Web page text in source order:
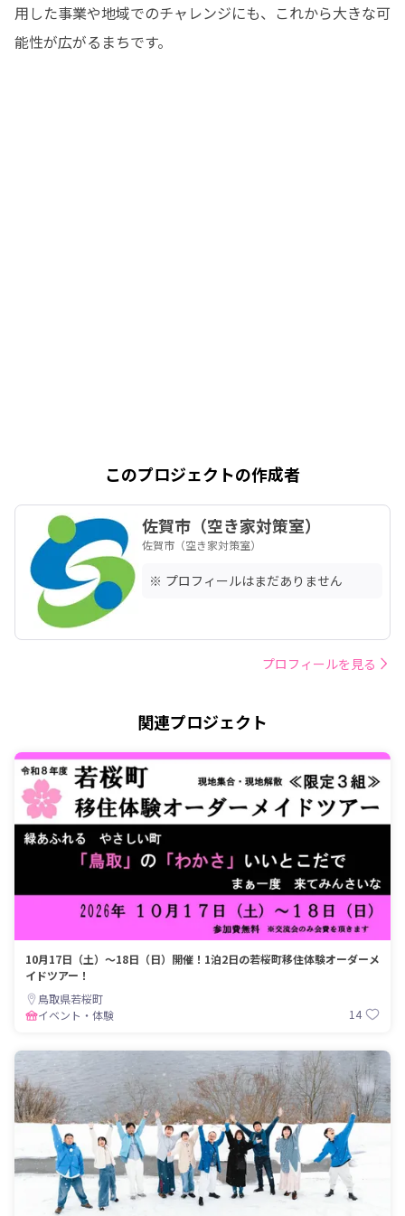
用した事業や地域でのチャレンジにも、これから大きな可
能性が広がるまちです。
このプロジェクトの作成者
佐賀市（空き家対策室）
佐賀市（空き家対策室）
※ プロフィールはまだありません
プロフィールを見る
関連プロジェクト
10月17日（土）～18日（日）開催！1泊2日の若桜町移住体験オーダーメ
イドツアー！
鳥取県若桜町
イベント・体験
14